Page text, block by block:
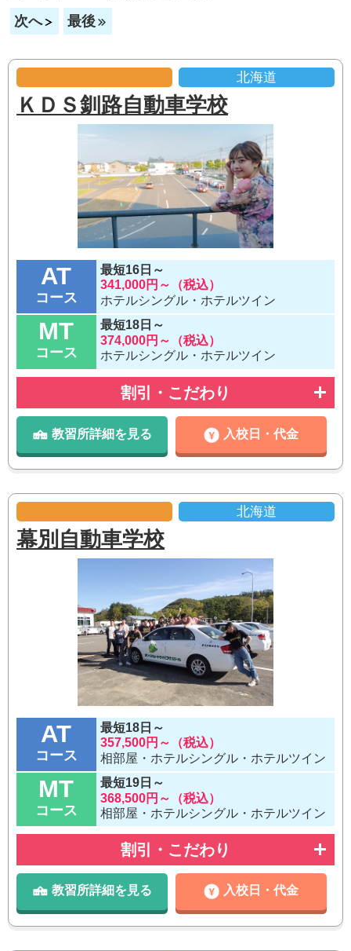
次へ
最後
北海道
ＫＤＳ釧路自動車学校
AT
コース
最短16日～
341,000円～（税込）
ホテルシングル・ホテルツイン
MT
コース
最短18日～
374,000円～（税込）
ホテルシングル・ホテルツイン
割引・こだわり
教習所詳細を見る 入校日・代金
北海道
幕別自動車学校
AT
コース
最短18日～
357,500円～（税込）
相部屋・ホテルシングル・ホテルツイン
MT
コース
最短19日～
368,500円～（税込）
相部屋・ホテルシングル・ホテルツイン
割引・こだわり
教習所詳細を見る 入校日・代金